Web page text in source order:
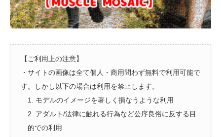
【ご利用上の注意】
・サイトの画像は全て個人・商用問わず無料で利用可能で
す。しかし以下の場合は利用を禁止します。
1. モデルのイメージを著しく損なうような利用
2. アダルト/法律に触れる行為など公序良俗に反する目
的での利用